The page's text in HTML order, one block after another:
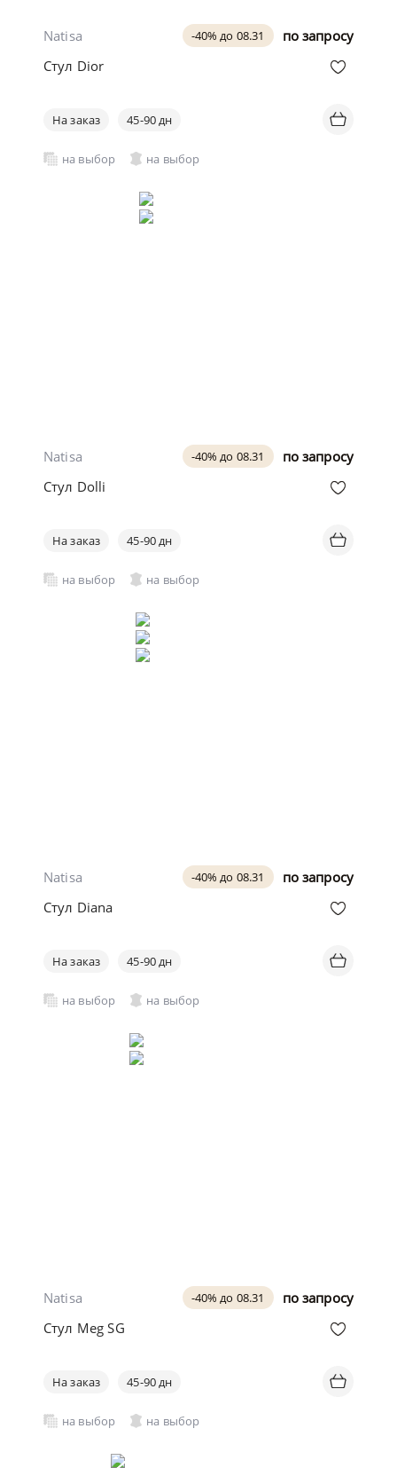
по запросу
-40% до 08.31
Natisa
Стул Dior
На заказ 45-90 дн
на выбор на выбор
по запросу
-40% до 08.31
Natisa
Стул Dolli
На заказ 45-90 дн
на выбор на выбор
по запросу
-40% до 08.31
Natisa
Стул Diana
На заказ 45-90 дн
на выбор на выбор
по запросу
-40% до 08.31
Natisa
Стул Meg SG
На заказ 45-90 дн
на выбор на выбор